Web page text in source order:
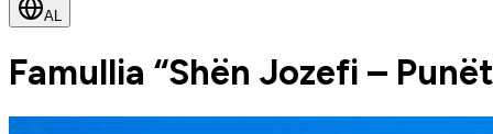
AL
Famullia “Shën Jozefi –